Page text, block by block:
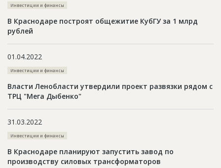
Личный кабинет
Инвестиции и финансы
В Краснодаре построят общежитие КубГУ за 1 млрд
рублей
01.04.2022
Инвестиции и финансы
Власти Ленобласти утвердили проект развязки рядом с
ТРЦ "Мега Дыбенко"
31.03.2022
Инвестиции и финансы
В Краснодаре планируют запустить завод по
производству силовых трансформаторов